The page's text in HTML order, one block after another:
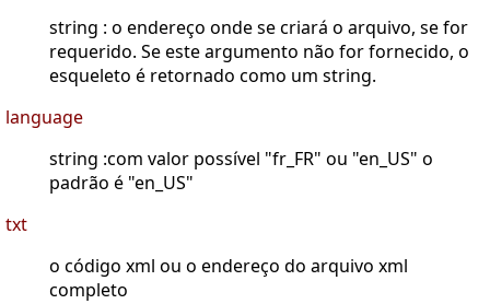
string : o endereço onde se criará o arquivo, se for
requerido. Se este argumento não for fornecido, o
esqueleto é retornado como um string.
language
string :com valor possível "fr_FR" ou "en_US" o
padrão é "en_US"
txt
o código xml ou o endereço do arquivo xml
completo